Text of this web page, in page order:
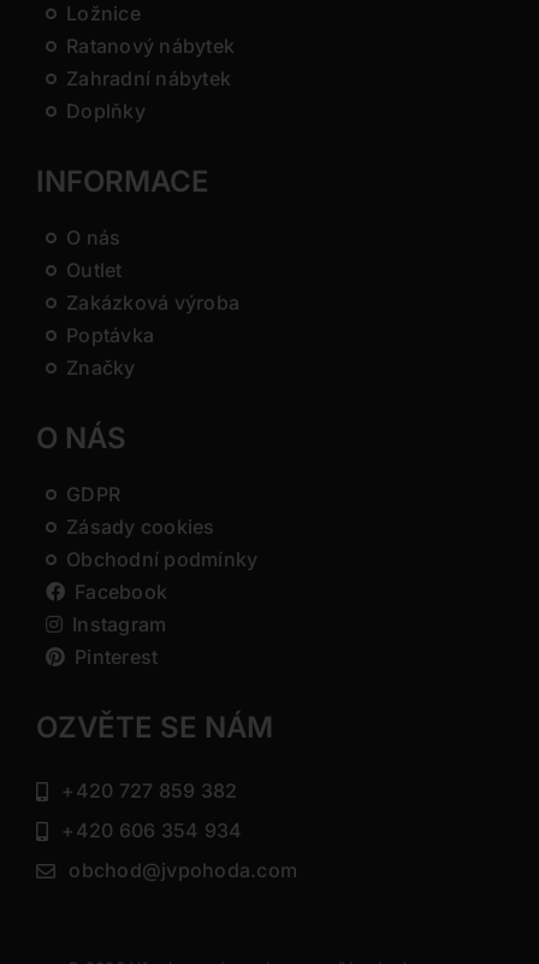
Ložnice
Ratanový nábytek
Zahradní nábytek
Doplňky
INFORMACE
O nás
Outlet
Zakázková výroba
Poptávka
Značky
O NÁS
GDPR
Zásady cookies
Obchodní podmínky
Facebook
Instagram
Pinterest
OZVĚTE SE NÁM
+420 727 859 382
+420 606 354 934
obchod@jvpohoda.com